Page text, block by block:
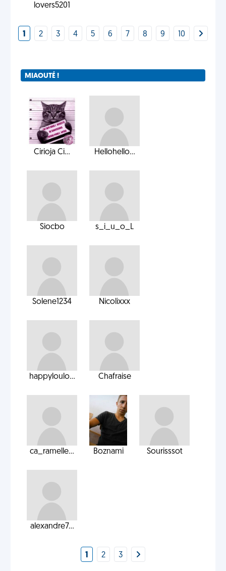
lovers5201
1 2 3 4 5 6 7 8 9 10
MIAOUTÉ !
Cirioja Ci... Hellohello...
Siocbo s_i_u_o_L
Solene1234 Nicolixxx
happyloulo... Chafraise
ca_ramelle... Boznami Sourisssot
alexandre7...
1 2 3